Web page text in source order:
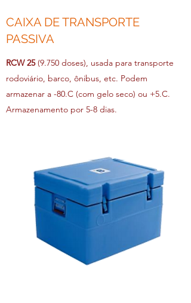
CAIXA DE TRANSPORTE
PASSIVA
RCW 25(9.750 doses), usada para transporte
rodoviário, barco, ônibus, etc. Podem
armazenar a -80.C (com gelo seco) ou +5.C.
Armazenamento por 5-8 dias.